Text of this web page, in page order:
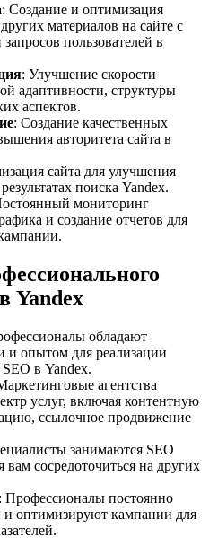
: Создание и оптимизация
материалов на сайте с
пользователей в
: Улучшение скорости
адаптивности, структуры
аспектов.
: Создание качественных
авторитета сайта в
сайта для улучшения
поиска Yandex.
мониторинг
и создание отчетов для
Yandex
обладают
и опытом для реализации
в Yandex.
агентства
услуг, включая контентную
ссылочное продвижение
занимаются SEO
сосредоточиться на других
: Профессионалы постоянно
и оптимизируют кампании для